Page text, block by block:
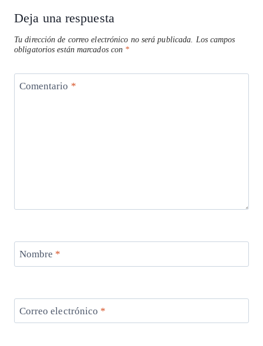
Deja una respuesta
Tu dirección de correo electrónico no será publicada.
Los campos
obligatorios están marcados con *
Comentario *
Nombre *
Correo electrónico *